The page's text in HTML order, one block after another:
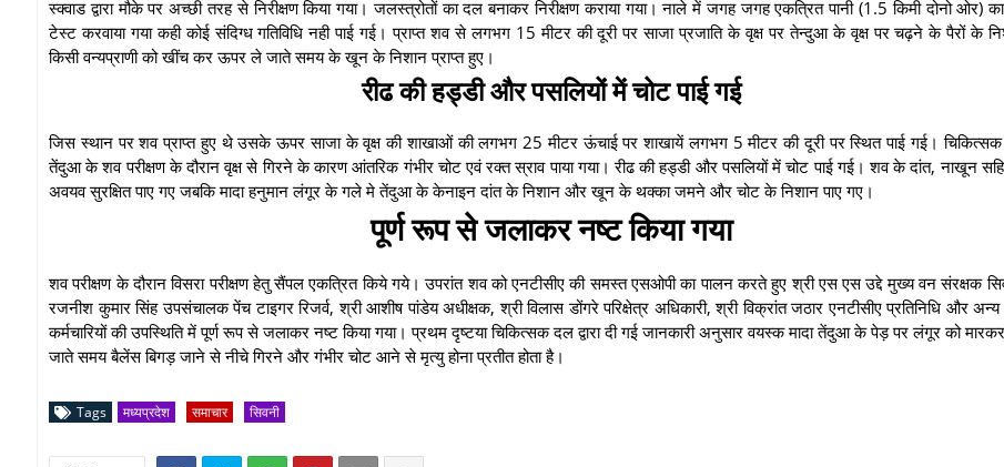
स्क्वाड द्वारा मौके पर अच्छी तरह से निरीक्षण किया गया। जलस्त्रोतों का दल बनाकर निरीक्षण कराया गया। नाले में जगह जगह एकत्रित पानी (1.5 किमी दोनो ओर)
टेस्ट करवाया गया कही कोई संदिग्ध गतिविधि नही पाई गई। प्राप्त शव से लगभग 15 मीटर की दूरी पर साजा प्रजाति के वृक्ष पर तेन्दुआ के वृक्ष पर चढ़ने के पैरों के
किसी वन्यप्राणी को खींच कर ऊपर ले जाते समय के खून के निशान प्राप्त हुए।
रीढ की हड्डी और पसलियों में चोट पाई गई
जिस स्थान पर शव प्राप्त हुए थे उसके ऊपर साजा के वृक्ष की शाखाओं की लगभग 25 मीटर ऊंचाई पर शाखायें लगभग 5 मीटर की दूरी पर स्थित पाई गई। चिकित्सक
तेंदुआ के शव परीक्षण के दौरान वृक्ष से गिरने के कारण आंतरिक गंभीर चोट एवं रक्त स्राव पाया गया। रीढ की हड्डी और पसलियों में चोट पाई गई। शव के दांत, नाखून
अवयव सुरक्षित पाए गए जबकि मादा हनुमान लंगूर के गले मे तेंदुआ के केनाइन दांत के निशान और खून के थक्का जमने और चोट के निशान पाए गए।
पूर्ण रूप से जलाकर नष्ट किया गया
शव परीक्षण के दौरान विसरा परीक्षण हेतु सैंपल एकत्रित किये गये। उपरांत शव को एनटीसीए की समस्त एसओपी का पालन करते हुए श्री एस एस उद्दे मुख्य वन संरक्षक
रजनीश कुमार सिंह उपसंचालक पेंच टाइगर रिजर्व, श्री आशीष पांडेय अधीक्षक, श्री विलास डोंगरे परिक्षेत्र अधिकारी, श्री विक्रांत जठार एनटीसीए प्रतिनिधि और
कर्मचारियों की उपस्थिति में पूर्ण रूप से जलाकर नष्ट किया गया। प्रथम दृष्टया चिकित्सक दल द्वारा दी गई जानकारी अनुसार वयस्क मादा तेंदुआ के पेड़ पर लंगूर को
जाते समय बैलेंस बिगड़ जाने से नीचे गिरने और गंभीर चोट आने से मृत्यु होना प्रतीत होता है।
Tags मध्यप्रदेश समाचार सिवनी